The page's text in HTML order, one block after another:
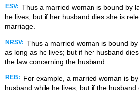
ESV: Thus a married woman is bound by
he lives, but if her husband dies she is
marriage.
NRSV: Thus a married woman is bound
as long as he lives; but if her husband
the law concerning the husband.
REB:
For example, a married woman is
husband while he lives; but if the husband